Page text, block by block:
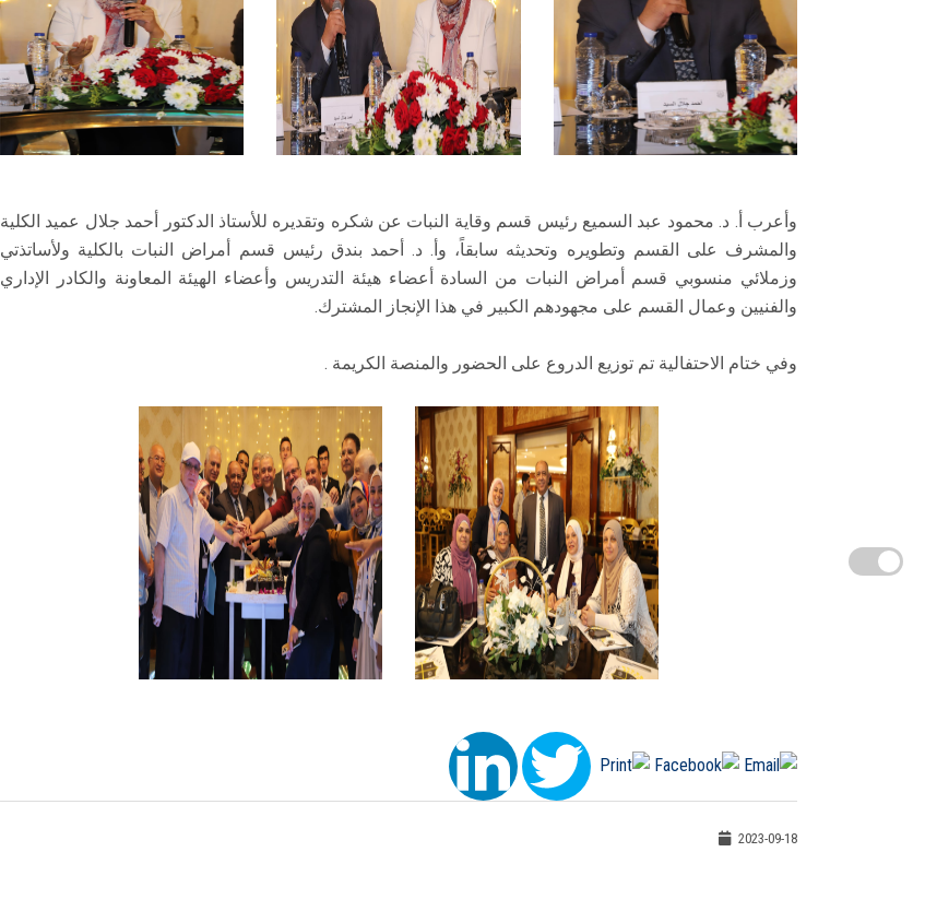
وأعرب أ. د. محمود عبد السميع رئيس قسم وقاية النبات عن شكره وتقديره للأستاذ الدكتور أحمد جلال عميد الكلية
والمشرف على القسم وتطويره وتحديثه سابقاً، وأ. د. أحمد بندق رئيس قسم أمراض النبات بالكلية ولأساتذتي
وزملائي منسوبي قسم أمراض النبات من السادة أعضاء هيئة التدريس وأعضاء الهيئة المعاونة والكادر الإداري
والفنيين وعمال القسم على مجهودهم الكبير في هذا الإنجاز المشترك.
وفي ختام الاحتفالية تم توزيع الدروع على الحضور والمنصة الكريمة .
2023-09-18